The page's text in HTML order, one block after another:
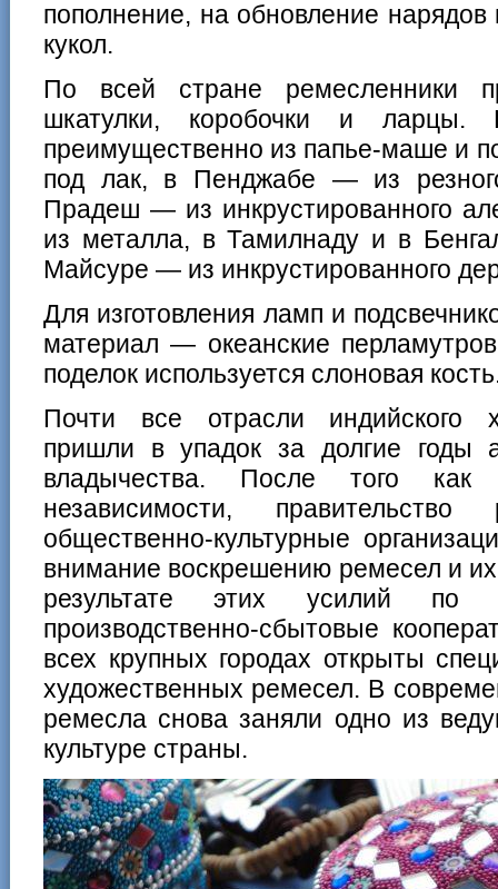
пополнение, на обновление
кукол.
По всей стране ремесленники
шкатулки, коробочки и
преимущественно из папье-маше и
под лак, в Пенджабе — из
Прадеш — из инкрустированного
из металла, в Тамилнаду и в
Майсуре — из инкрустированного
Для изготовления ламп и
материал — океанские
поделок используется слоновая
Почти все отрасли индийского
пришли в упадок за долгие годы
владычества. После того
независимости,
общественно-культурные
внимание воскрешению ремесел и
результате этих усилий по
производственно-сбытовые
всех крупных городах открыты
художественных ремесел. В
ремесла снова заняли одно из
культуре страны.